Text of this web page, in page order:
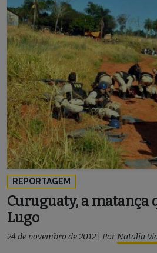
REPORTAGEM
Curuguaty, a matança
Lugo
24 de novembro de 2012 PorNatalia